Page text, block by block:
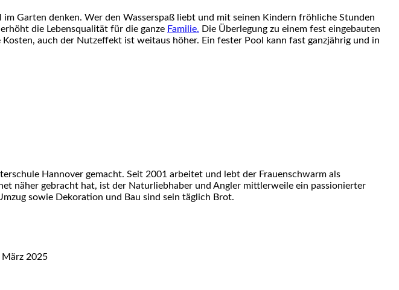
im Garten denken. Wer den Wasserspaß liebt und mit seinen Kindern fröhliche Stunden
erhöht die Lebensqualität für die ganze Familie. Die Überlegung zu einem fest eingebauten
auch der Nutzeffekt ist weitaus höher. Ein fester Pool kann fast ganzjährig und in
Hannover gemacht. Seit 2001 arbeitet und lebt der Frauenschwarm als
näher gebracht hat, ist der Naturliebhaber und Angler mittlerweile ein passionierter
sowie Dekoration und Bau sind sein täglich Brot.
März 2025